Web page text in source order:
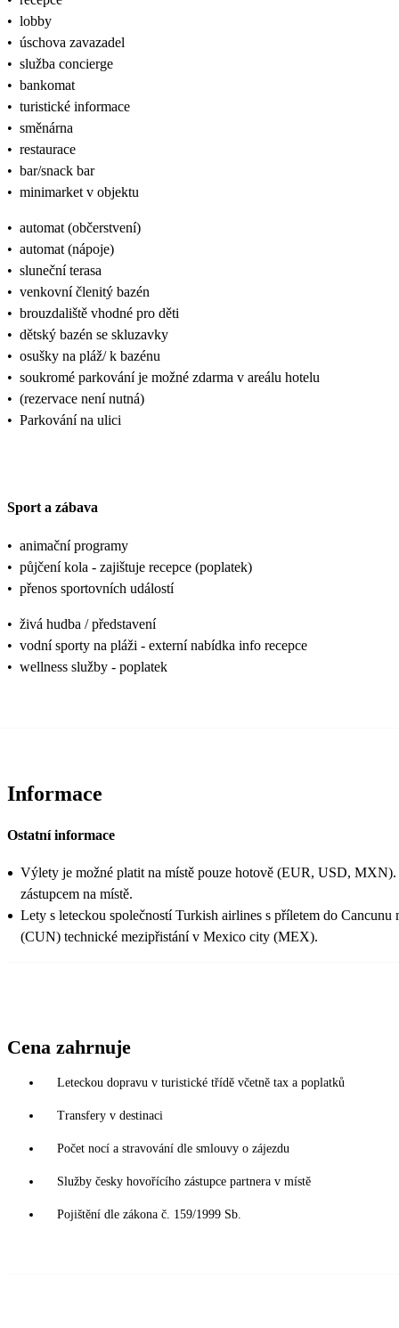
• lobby
• úschova zavazadel
• služba concierge
• bankomat
• turistické informace
• směnárna
• restaurace
• bar/snack bar
• minimarket v objektu
• automat (občerstvení)
• automat (nápoje)
• sluneční terasa
• venkovní členitý bazén
• brouzdaliště vhodné pro děti
• dětský bazén se skluzavky
• osušky na pláž/ k bazénu
• soukromé parkování je možné zdarma v areálu hotelu
• (rezervace není nutná)
• Parkování na ulici
Sport a zábava
• animační programy
• půjčení kola - zajištuje recepce (poplatek)
• přenos sportovních událostí
• živá hudba / představení
• vodní sporty na pláži - externí nabídka info recepce
• wellness služby - poplatek
Informace
Ostatní informace
Výlety je možné platit na místě pouze hotově (EUR, USD,
zástupcem na místě.
Lety s leteckou společností Turkish airlines s příletem do Cancunu
(CUN) technické mezipřistání v Mexico city (MEX).
Cena zahrnuje
Leteckou dopravu v turistické třídě včetně tax a poplatků
Transfery v destinaci
Počet nocí a stravování dle smlouvy o zájezdu
Služby česky hovořícího zástupce partnera v místě
Pojištění dle zákona č. 159/1999 Sb.